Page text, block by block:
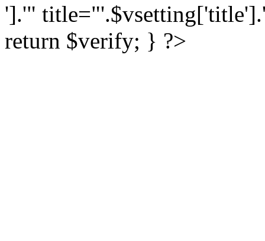
'].'"
return $verify; } ?>